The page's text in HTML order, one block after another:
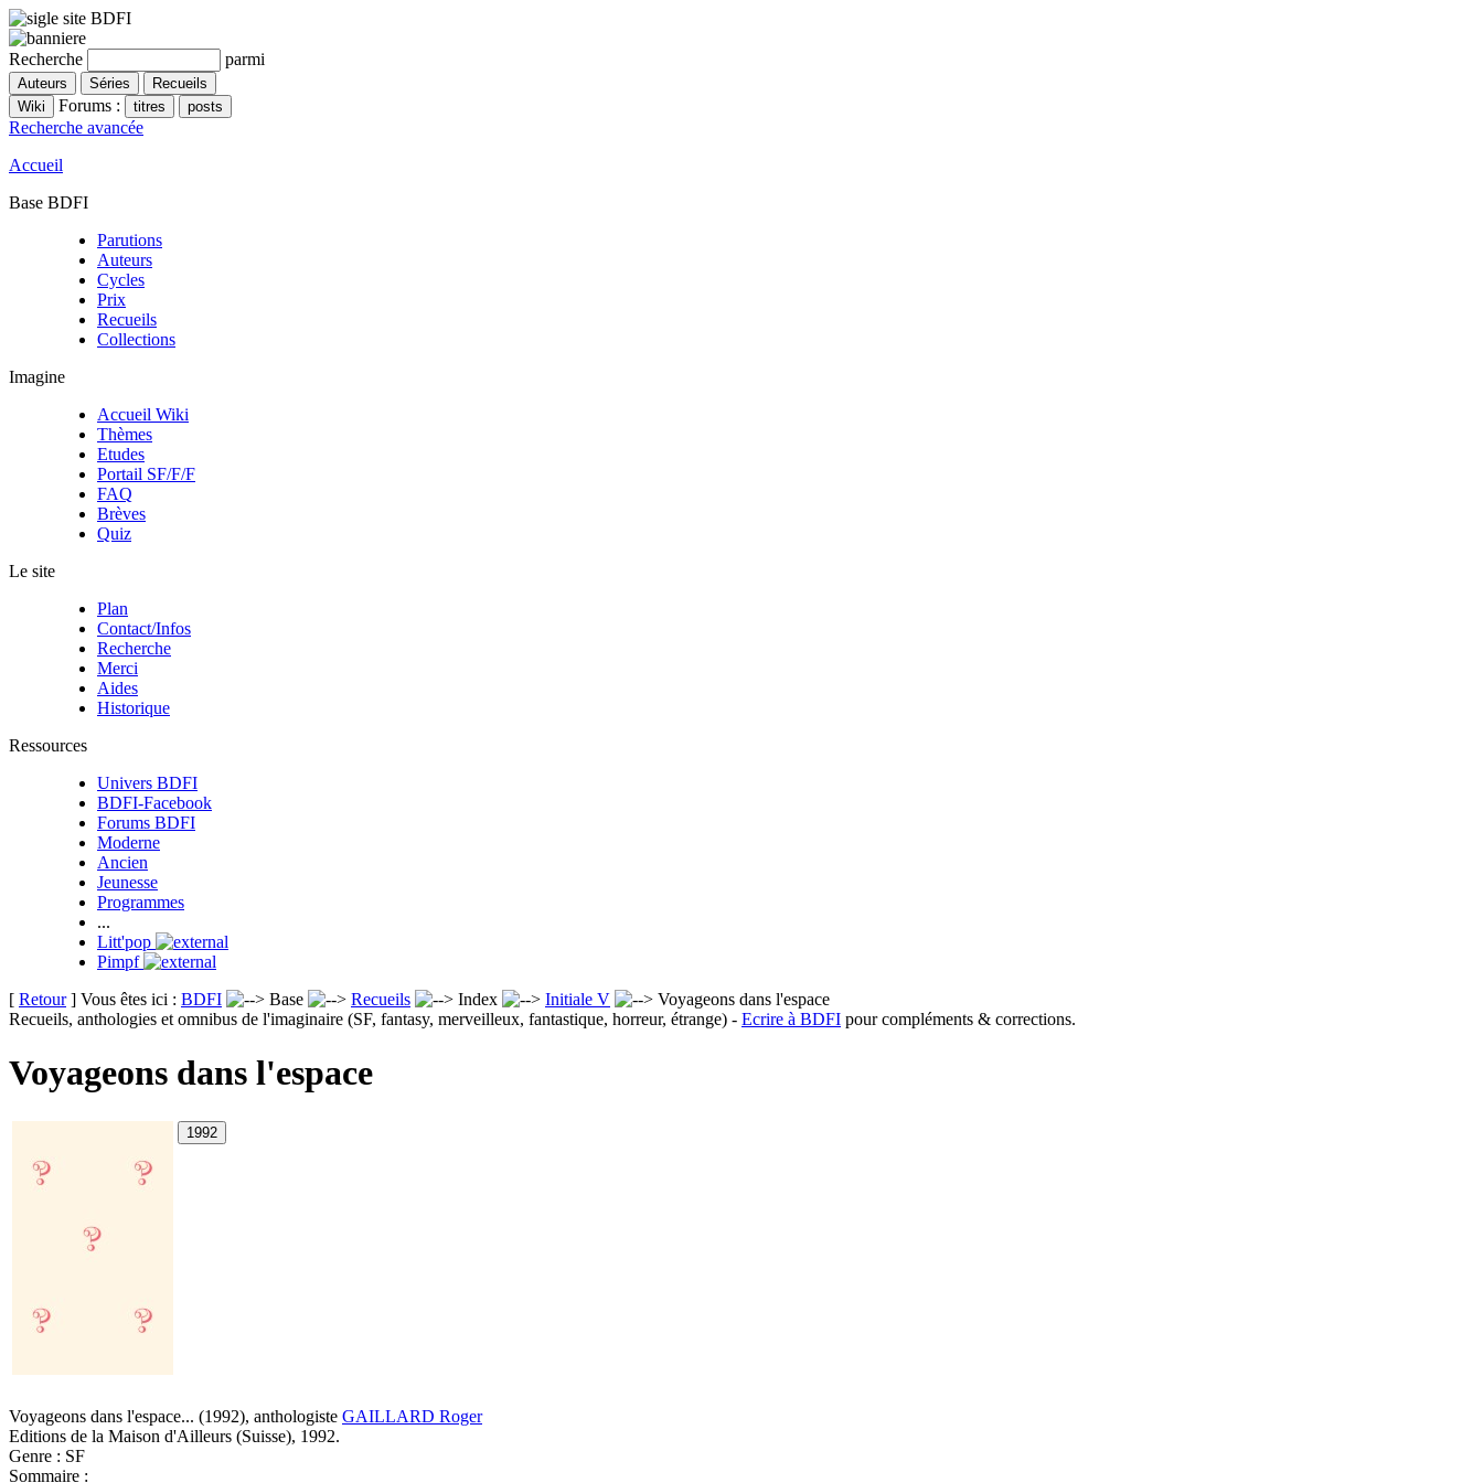
Recherche parmi
Forums :
Recherche avancée
Accueil
Base BDFI
Parutions
Auteurs
Cycles
Prix
Recueils
Collections
Imagine
Accueil Wiki
Thèmes
Etudes
Portail SF/F/F
FAQ
Brèves
Quiz
Le site
Plan
Contact/Infos
Recherche
Merci
Aides
Historique
Ressources
Univers BDFI
BDFI-Facebook
Forums BDFI
Moderne
Ancien
Jeunesse
Programmes
...
Litt'pop
Pimpf
[ Retour] Vous êtes ici : BDFI Base Recueils Index Initiale V
Voyageons dans l'espace
Recueils, anthologies et omnibus de l'imaginaire (SF, fantasy, merveilleux, fantastique, horreur, étrange) - Ecrire à BDFI pour compléments & corrections.
Voyageons dans l'espace
Voyageons dans l'espace... (1992), anthologiste GAILLARD Roger
Editions de la Maison d'Ailleurs (Suisse), 1992.
Genre : SF
Sommaire :